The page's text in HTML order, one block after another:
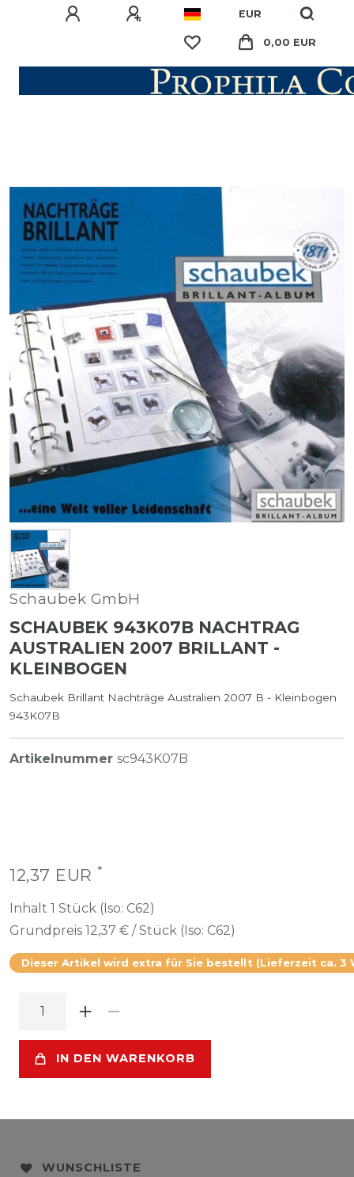
EUR
0,00 EUR
Schaubek GmbH
SCHAUBEK 943K07B NACHTRAG
AUSTRALIEN 2007 BRILLANT -
KLEINBOGEN
Schaubek Brillant Nachträge Australien 2007 B - Kleinbogen
943K07B
Artikelnummer sc943K07B
12,37 EUR *
Inhalt 1 Stück (Iso: C62)
Grundpreis 12,37 € / Stück (Iso: C62)
Dieser Artikel wird extra für Sie bestellt (Lieferzeit ca. 3
IN DEN WARENKORB
WUNSCHLISTE